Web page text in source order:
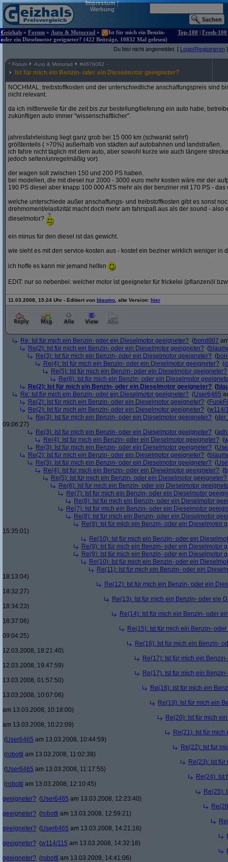
Impressum|
Werbung
Geizhals » Forum » Auto & Motorrad »
Ist für mich ein Benzin-
oder ein Dieselmotor geeigneter? (422 Beiträge, 10832 Mal gelesen)
Top-100 | Fresh-100
Du bist nicht angemeldet. [ Login/Registrieren ]
^ Forum Auto & Motorrad #4676082
Ist für mich ein Benzin- oder ein Dieselmotor geeigneter?
NOCHMAL: treibstoffkosten und der unterschiedliche anschaffungspreis sind
nicht relevant.
da ich mittlerweile für die zeit bis zur bestellung/lieferung ein auto habe,
zukünftigen auto immer "wissenschaftlicher".
jahresfahrleistung liegt ganz grob bei 15 000 km (schwankt sehr!)
größtenteils ( >70%) außerhalb von städten auf autobahnen und landstraßen.
ich fahre nicht täglich mit dem auto, aber sowohl kurze wie auch längere
jedoch selten/unregelmäßig vor).
der wagen soll zwischen 150 und 200 PS haben.
bei modellen, die mit diesel nur 2000 - 3000 euro mehr kosten wäre mir der
190 PS diesel aber knapp 100 000 ATS mehr als der benziner mit 170 PS - das
welche unterschiede außer anschaffungs- und treibstoffkosten gibt es sonst
drehmoment/elastizität macht doch mehr am fahrspaß aus als der sound - also
dieselmotor?
ein minus für den diesel ist das gewicht.
wie sieht es mit den service-kosten aus - kostet ein beziner wirklich weniger in
ich hoffe es kann mir jemand helfen
EDIT: nur so nebenbei: welcher motor ist geeigneter für frickelei (pflanzenöl
11.03.2008, 15:24 Uhr - Editiert von blaumo , alte Version: hier
Re: Ist für mich ein Benzin- oder ein Dieselmotor geeigneter? (bond007
Re(2): Ist für mich ein Benzin- oder ein Dieselmotor geeigneter? (
Re(3): Ist für mich ein Benzin- oder ein Dieselmotor geeigneter? (
Re(4): Ist für mich ein Benzin- oder ein Dieselmotor geeigneter? (
Re(5): Ist für mich ein Benzin- oder ein Dieselmotor geeigneter?
Re(6): Ist für mich ein Benzin- oder ein Dieselmotor
Re(2): Ist für mich ein Benzin- oder ein Dieselmotor geeigneter? (
Re: Ist für mich ein Benzin- oder ein Dieselmotor geeigneter? (User6465
Re(2): Ist für mich ein Benzin- oder ein Dieselmotor geeigneter? (
Re(2): Ist für mich ein Benzin- oder ein Dieselmotor geeigneter? (w114/
Re(3): Ist für mich ein Benzin- oder ein Dieselmotor geeigneter? (
09:06:27)
Re(3): Ist für mich ein Benzin- oder ein Dieselmotor geeigneter? (
Re(4): Ist für mich ein Benzin- oder ein Dieselmotor geeigneter? (
Re(3): Ist für mich ein Benzin- oder ein Dieselmotor geeigneter? (
Re(2): Ist für mich ein Benzin- oder ein Dieselmotor geeigneter? (
Re(3): Ist für mich ein Benzin- oder ein Dieselmotor geeigneter? (
Re(4): Ist für mich ein Benzin- oder ein Dieselmotor geeigneter? (
Re(5): Ist für mich ein Benzin- oder ein Dieselmotor geeigneter?
Re(6): Ist für mich ein Benzin- oder ein Dieselmotor
Re(7): Ist für mich ein Benzin- oder ein Dieselmotor
Re(8): Ist für mich ein Benzin- oder ein Dieselmotor
Re(7): Ist für mich ein Benzin- oder ein Dieselmotor
Re(8): Ist für mich ein Benzin- oder ein Dieselmotor
Re(9): Ist für mich ein Benzin- oder ein Dieselmotor
15:35:01)
Re(10): Ist für mich ein Benzin- oder ein
Re(9): Ist für mich ein Benzin- oder ein Dieselmotor
Re(9): Ist für mich ein Benzin- oder ein Dieselmotor
Re(10): Ist für mich ein Benzin- oder ein
Re(11): Ist für mich ein Benzin- oder ein
18:13:04)
Re(12): Ist für mich ein Benzin- oder ein
18:32:27)
Re(13): Ist für mich ein Benzin- oder ein
18:34:23)
Re(14): Ist für mich ein Benzin- oder
18:37:06)
Re(15): Ist für mich ein Benzin-
09:04:25)
Re(16): Ist für mich ein Benzin-
12.03.2008, 18:21:40)
Re(17): Ist für mich ein
12.03.2008, 19:47:59)
Re(17): Ist für mich ein
13.03.2008, 01:57:50)
Re(18): Ist für mich ein
13.03.2008, 10:07:06)
Re(19): Ist für mich ein
am 13.03.2008, 10:18:00)
Re(20): Ist für mich
am 13.03.2008, 10:22:09)
Re(21): Ist für
(User6465 am 13.03.2008, 10:44:59)
Re(22): Ist für
(robotti am 13.03.2008, 11:02:38)
Re(23): Ist
(User6465 am 13.03.2008, 11:17:55)
Re(24): Ist
(robotti am 13.03.2008, 12:10:45)
Re(25):
geeigneter? (User6465 am 13.03.2008, 12:23:40)
geeigneter? (robotti am 13.03.2008, 12:59:21)
geeigneter? (User6465 am 13.03.2008, 14:21:16)
geeigneter? (w114/115 am 13.03.2008, 14:32:18)
geeigneter? (robotti am 13.03.2008, 14:41:06)